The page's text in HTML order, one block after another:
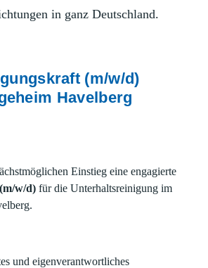
in ganz Deutschland.
(m/w/d)
Havelberg
Einstieg eine engagierte
w/d) für die Unterhaltsreinigung im
und eigenverantwortliches